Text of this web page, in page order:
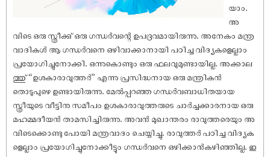
യാം.
അ
വിടെ ഒരു സ്ത്രീക്കു് ഒരു ഗന്ധർവന്റെ ഉപദ്രവമായിരുന്നു. അനേകം മന്ത്ര
വാദികൾ ആ ഗന്ധർവനെ ഒഴിവാക്കാനായി പഠിച്ച വിദ്യകളെല്ലാം
പ്രയോഗിച്ചുനോക്കി. ഒന്നുകൊണ്ടും ഒരു ഫലവുമുണ്ടായില്ല. അക്കാല
ത്തു് “ഉശകാരാവുത്തർ” എന്നു പ്രസിദ്ധനായ ഒരു മന്ത്രികൻ
തൊടുപുഴെ ഉണ്ടായിരുന്നു. മേൽപ്പറഞ്ഞ ഗന്ധർവബാധിതയായ
സ്ത്രീയുടെ വീട്ടിനു സമീപം ഉശകാരാവുത്തരുടെ ചാർച്ചക്കാരനായ ഒരു
മഹമ്മദീയൻ താമസിച്ചിരുന്നു. അവൻ മുഖാന്തരം രാവുത്തരെയും അ
വിടെക്കൊണ്ടു പോയി മന്ത്രവാദം ചെയ്യിച്ചു. രാവുത്തർ പഠിച്ച വിദ്യക
ളെല്ലാം പ്രയോഗിച്ചുനോക്കീട്ടും ഗന്ധർവനെ ഒഴിക്കാൻകഴിഞ്ഞില്ല. ഇ